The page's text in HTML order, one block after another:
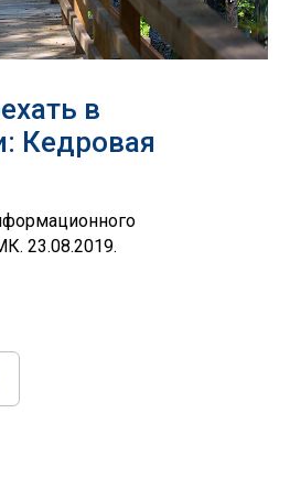
в
Кедровая
23.08.2019.